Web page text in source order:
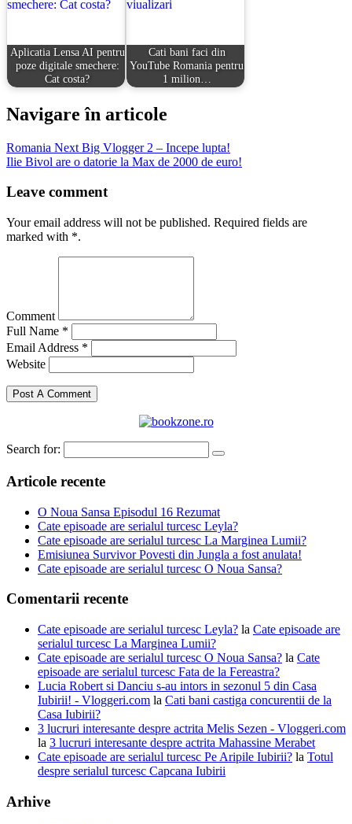
Aplicatia Lensa AI pentru
poze digitale smechere:
Cat costa?
Cati bani faci din
YouTube Romania pentru
1 milion…
Navigare în articole
Romania Next Big Vlogger 2 – Incepe lupta!
Ilie Bivol are o datorie la Max de 2000 de euro!
Leave comment
Your email address will not be published. Required fields are
marked with *.
Comment
Full Name *
Email Address *
Website
Search for:
Articole recente
O Noua Sansa Episodul 16 Rezumat
Cate episoade are serialul turcesc Leyla?
Cate episoade are serialul turcesc La Marginea Lumii?
Emisiunea Survivor Povesti din Jungla a fost anulata!
Cate episoade are serialul turcesc O Noua Sansa?
Comentarii recente
Cate episoade are serialul turcesc Leyla? la Cate episoade are
serialul turcesc La Marginea Lumii?
Cate episoade are serialul turcesc O Noua Sansa? la Cate
episoade are serialul turcesc Fata de la Fereastra?
Lucia Robert si Danciu s-au intors in sezonul 5 din Casa
Iubirii! - Vloggeri.com la Cati bani castiga concurentii de la
Casa Iubirii?
3 lucruri interesante despre actrita Melis Sezen - Vloggeri.com
la 3 lucruri interesante despre actrita Mahassine Merabet
Cate episoade are serialul turcesc Pe Aripile Iubirii? la Totul
despre serialul turcesc Capcana Iubirii
Arhive